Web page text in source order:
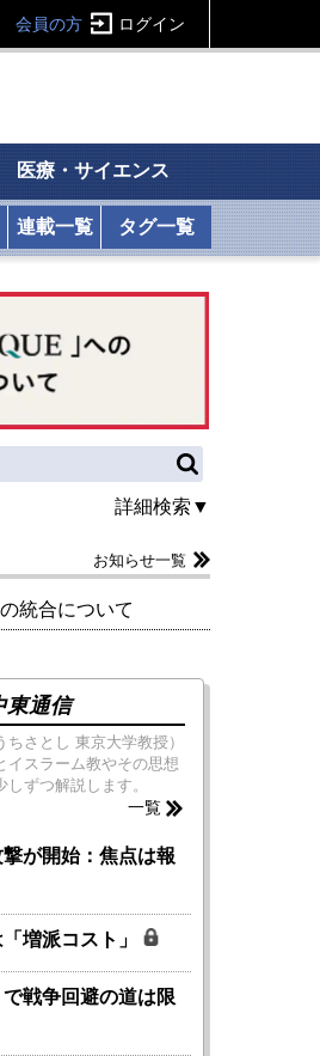
会員の方 ログイン
医療・サイエンス
連載一覧 タグ一覧
詳細検索▼
お知らせ一覧
統合について
東通信
ちさとし 東京大学教授）
イスラーム教やその思想
しずつ解説します。
一覧
が開始：焦点は報
増派コスト」
戦争回避の道は限